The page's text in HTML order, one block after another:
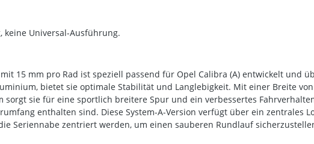
Universal-Ausführung.
15 mm pro Rad ist speziell passend für Opel Calibra (A) entwickelt und
bietet sie optimale Stabilität und Langlebigkeit. Mit einer Breite
sorgt sie für eine sportlich breitere Spur und ein verbessertes
enthalten sind. Diese System-A-Version verfügt über ein zentrales
Seriennabe zentriert werden, um einen sauberen Rundlauf